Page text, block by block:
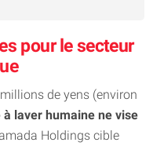
pour le secteur
de yens (environ
laver humaine ne vise
Holdings cible